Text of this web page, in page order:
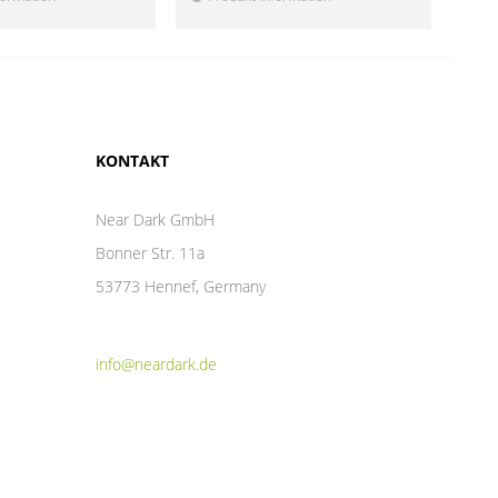
KONTAKT
Near Dark GmbH
Bonner Str. 11a
53773 Hennef, Germany
info@neardark.de